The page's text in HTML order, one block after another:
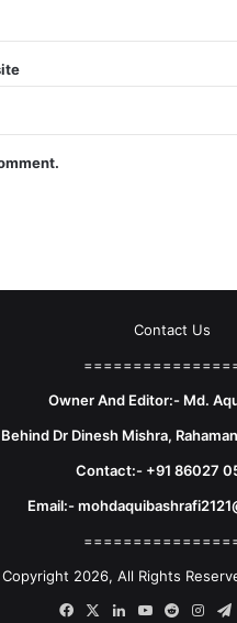
Contact Us
Owner And Editor:- Md.
Dr Dinesh Mishra,
Contact:- +91 86027
Email:-
2026, All Rights
FacebookLinkedInYouTube
Reddit